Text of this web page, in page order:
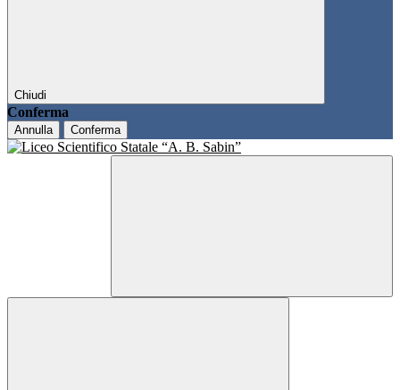
Chiudi
Conferma
Annulla Conferma